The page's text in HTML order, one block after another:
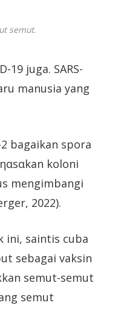
semut.
19 juga. SARS-
manusia yang
2 bagaikan spora
koloni
mengimbangi
2022).
ini, saintis cuba
sebagai vaksin
semut-semut
semut